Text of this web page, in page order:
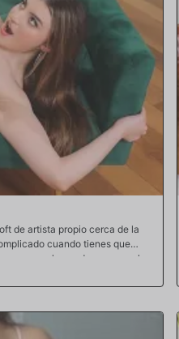
apretada coña. Pulido y pulido,
de unas cuantas
ojo marrón que guiña un ojo y
vez, el señor P está
si fuera suyo. Una fuente de
hecho.
de artista propio cerca de la
cuando tienes que
para que le ayude a mover el
que hace que su
siente que debería darle algo al
madre mía, se excita
pequeña coño suya,